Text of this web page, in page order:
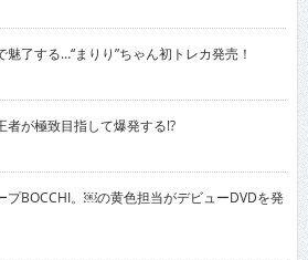
了する…“まりり”ちゃん初トレカ発売！
が極致目指して爆発する!?
BOCCHI。￼の黄色担当がデビューDVDを発